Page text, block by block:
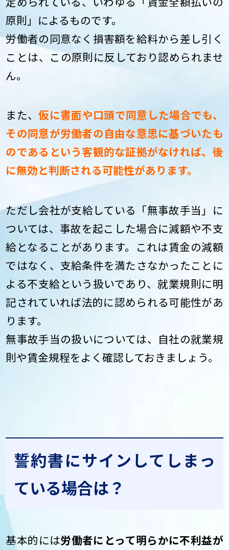
原則」によるものです。
労働者の同意なく損害額を給料から差し引く
ことは、この原則に反しており認められませ
ん。
また、仮に書面や口頭で同意した場合でも、
その同意が労働者の自由な意思に基づいたも
のであるという客観的な証拠がなければ、後
に無効と判断される可能性があります。
ただし会社が支給している「無事故手当」に
ついては、事故を起こした場合に減額や不支
給となることがあります。これは賃金の減額
ではなく、支給条件を満たさなかったことに
よる不支給という扱いであり、就業規則に明
記されていれば法的に認められる可能性があ
ります。
無事故手当の扱いについては、自社の就業規
則や賃金規程をよく確認しておきましょう。
誓約書にサインしてしまっ
ている場合は？
基本的には労働者にとって明らかに不利益が